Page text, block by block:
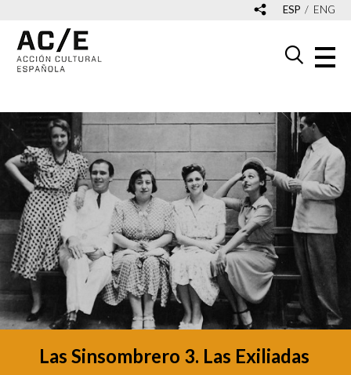
ESP ENG
Las Sinsombrero 3. Las Exiliadas